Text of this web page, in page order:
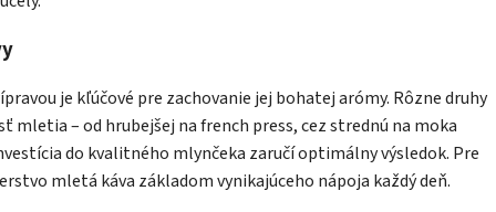
je kľúčové pre zachovanie jej bohatej arómy. Rôzne druhy
mletia – od hrubejšej na french press, cez strednú na moka
do kvalitného mlynčeka zaručí optimálny výsledok. Pre
mletá káva základom vynikajúceho nápoja každý deň.